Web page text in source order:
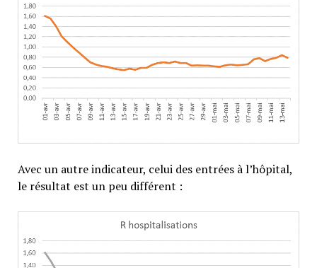
Avec un autre indicateur, celui des entrées à l’hôpital,
le résultat est un peu différent :